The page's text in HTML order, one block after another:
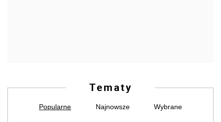
Tematy
Popularne Najnowsze Wybrane